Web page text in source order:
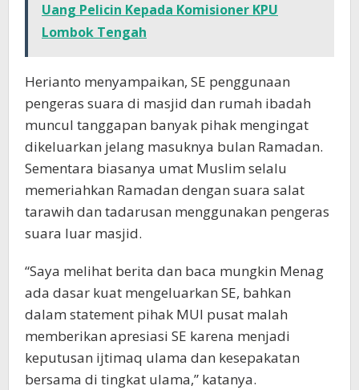
Uang Pelicin Kepada Komisioner KPU
Lombok Tengah
Herianto menyampaikan, SE penggunaan
pengeras suara di masjid dan rumah ibadah
muncul tanggapan banyak pihak mengingat
dikeluarkan jelang masuknya bulan Ramadan.
Sementara biasanya umat Muslim selalu
memeriahkan Ramadan dengan suara salat
tarawih dan tadarusan menggunakan pengeras
suara luar masjid.
“Saya melihat berita dan baca mungkin Menag
ada dasar kuat mengeluarkan SE, bahkan
dalam statement pihak MUI pusat malah
memberikan apresiasi SE karena menjadi
keputusan ijtimaq ulama dan kesepakatan
bersama di tingkat ulama,” katanya.